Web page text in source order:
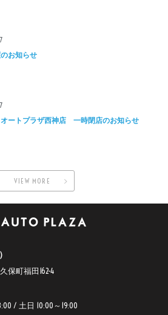
お知らせ
オートプラザ西神店 一時閉店のお知らせ
VIEW MORE
保町福田162-4
/ 土日 10:00～19:00